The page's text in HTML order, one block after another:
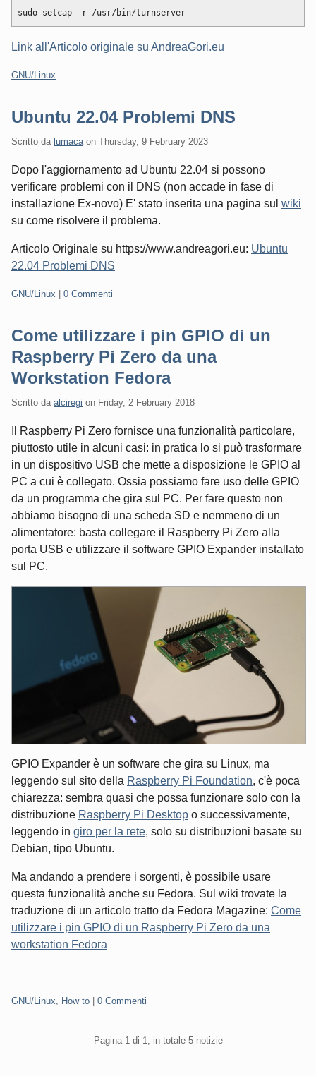
sudo setcap -r /usr/bin/turnserver
Link all'Articolo originale su AndreaGori.eu
Categorie:
GNU/Linux
Ubuntu 22.04 Problemi DNS
Scritto da lumaca on Thursday, 9 February 2023
Dopo l'aggiornamento ad Ubuntu 22.04 si possono
verificare problemi con il DNS (non accade in fase di
installazione Ex-novo) E' stato inserita una pagina sul wiki
su come risolvere il problema.
Articolo Originale su https://www.andreagori.eu: Ubuntu
22.04 Problemi DNS
Categorie:
GNU/Linux 0 Commenti
Come utilizzare i pin GPIO di un
Raspberry Pi Zero da una
Workstation Fedora
Scritto da alciregi on Friday, 2 February 2018
Il Raspberry Pi Zero fornisce una funzionalità particolare,
piuttosto utile in alcuni casi: in pratica lo si può trasformare
in un dispositivo USB che mette a disposizione le GPIO al
PC a cui è collegato. Ossia possiamo fare uso delle GPIO
da un programma che gira sul PC. Per fare questo non
abbiamo bisogno di una scheda SD e nemmeno di un
alimentatore: basta collegare il Raspberry Pi Zero alla
porta USB e utilizzare il software GPIO Expander installato
sul PC.
GPIO Expander è un software che gira su Linux, ma
leggendo sul sito della Raspberry Pi Foundation, c'è poca
chiarezza: sembra quasi che possa funzionare solo con la
distribuzione Raspberry Pi Desktop o successivamente,
leggendo in giro per la rete, solo su distribuzioni basate su
Debian, tipo Ubuntu.
Ma andando a prendere i sorgenti, è possibile usare
questa funzionalità anche su Fedora. Sul wiki trovate la
traduzione di un articolo tratto da Fedora Magazine: Come
utilizzare i pin GPIO di un Raspberry Pi Zero da una
workstation Fedora
Categorie:
GNU/Linux How to | 0 Commenti
Pagina 1 di 1, in totale 5 notizie